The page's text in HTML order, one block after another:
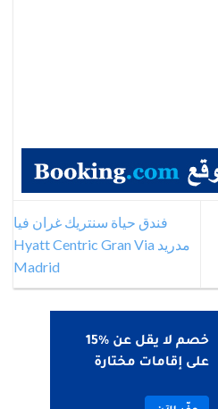
فندق حياة سنتريك غران فيا
مدريد Hyatt Centric Gran Via
Madrid